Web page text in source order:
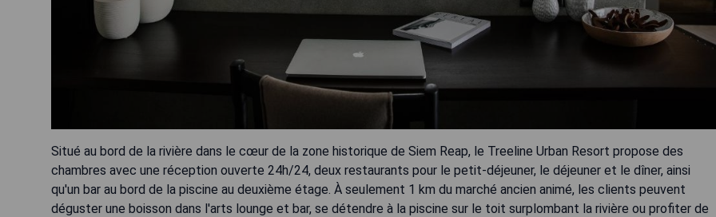
Situé au bord de la rivière dans le cœur de la zone historique de Siem Reap, le Treeline Urban Resort propose des
chambres avec une réception ouverte 24h/24, deux restaurants pour le petit-déjeuner, le déjeuner et le dîner, ainsi
qu'un bar au bord de la piscine au deuxième étage. À seulement 1 km du marché ancien animé, les clients peuvent
déguster une boisson dans l'arts lounge et bar, se détendre à la piscine sur le toit surplombant la rivière ou profiter de